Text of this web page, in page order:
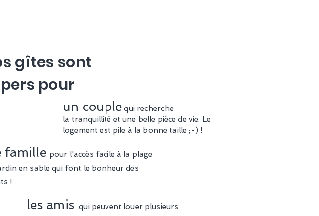
gîtes sont
pour
un couple qui recherche
la tranquillité et une belle pièce de vie. Le
logement est pile à la bonne taille ;-) !
famille pour l'accès facile à la plage
en sable qui font le bonheur des
!
les amis qui peuvent louer plusieurs